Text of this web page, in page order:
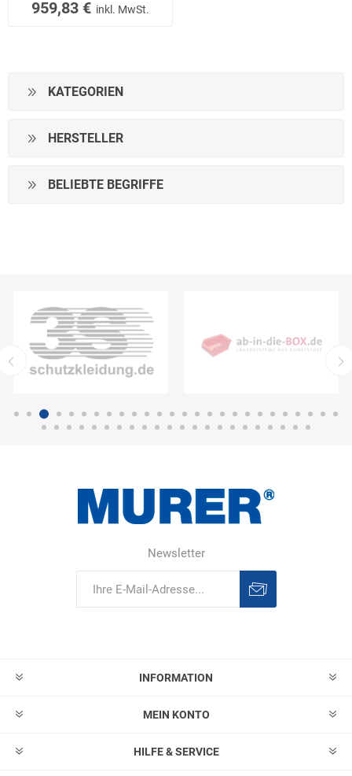
959,83 € inkl. MwSt.
KATEGORIEN
HERSTELLER
BELIEBTE BEGRIFFE
Newsletter
INFORMATION
MEIN KONTO
HILFE & SERVICE